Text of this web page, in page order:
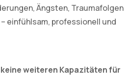
Ängsten, Traumafolgen
einfühlsam, professionell und
weiteren Kapazitäten für